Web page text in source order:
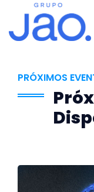
PRÓXIMOS